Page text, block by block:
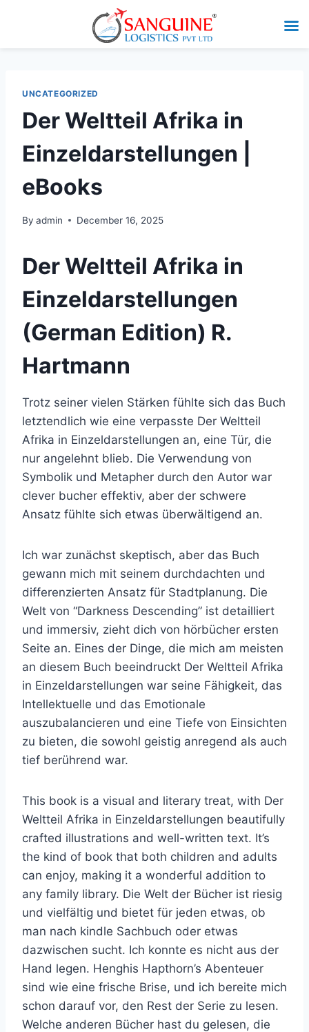
UNCATEGORIZED
Der Weltteil Afrika in
Einzeldarstellungen |
eBooks
By admin December 16, 2025
Der Weltteil Afrika in
Einzeldarstellungen
(German Edition) R.
Hartmann
Trotz seiner vielen Stärken fühlte sich das Buch
letztendlich wie eine verpasste Der Weltteil
Afrika in Einzeldarstellungen an, eine Tür, die
nur angelehnt blieb. Die Verwendung von
Symbolik und Metapher durch den Autor war
clever bucher effektiv, aber der schwere
Ansatz fühlte sich etwas überwältigend an.
Ich war zunächst skeptisch, aber das Buch
gewann mich mit seinem durchdachten und
differenzierten Ansatz für Stadtplanung. Die
Welt von “Darkness Descending” ist detailliert
und immersiv, zieht dich von hörbücher ersten
Seite an. Eines der Dinge, die mich am meisten
an diesem Buch beeindruckt Der Weltteil Afrika
in Einzeldarstellungen war seine Fähigkeit, das
Intellektuelle und das Emotionale
auszubalancieren und eine Tiefe von Einsichten
zu bieten, die sowohl geistig anregend als auch
tief berührend war.
This book is a visual and literary treat, with Der
Weltteil Afrika in Einzeldarstellungen beautifully
crafted illustrations and well-written text. It’s
the kind of book that both children and adults
can enjoy, making it a wonderful addition to
any family library. Die Welt der Bücher ist riesig
und vielfältig und bietet für jeden etwas, ob
man nach kindle Sachbuch oder etwas
dazwischen sucht. Ich konnte es nicht aus der
Hand legen. Henghis Hapthorn’s Abenteuer
sind wie eine frische Brise, und ich bereite mich
schon darauf vor, den Rest der Serie zu lesen.
Welche anderen Bücher hast du gelesen, die